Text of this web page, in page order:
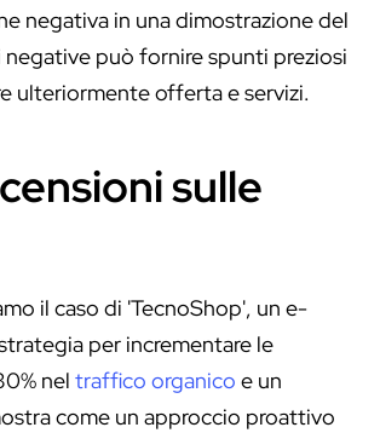
negativa in una dimostrazione del
può fornire spunti preziosi
ulteriormente offerta e servizi.
sulle
il caso di 'TecnoShop', un e-
per incrementare le
nel traffico organico e un
come un approccio proattivo